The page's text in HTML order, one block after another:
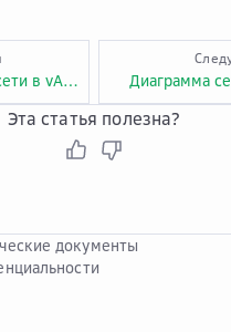
Добавление сети в vApp Диаграмма
Эта статья полезна?
документы